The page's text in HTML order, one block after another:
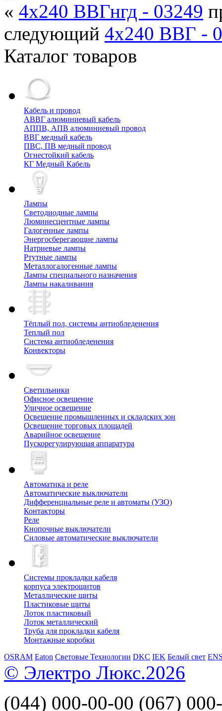
« 4х240 ВВГнгд - 03249
следующий 4х240 ВВГ -
Каталог товаров
Кабель и провод
АВВГ алюминиевый кабель
АППВ, АПВ алюминиевый провод
ВВГ медный кабель
ПВС, ПВ медный провод
Огнестойкий кабель
КГ Медный Кабель
Лампы
Cветодиодные лампы
Люминесцентные лампы
Галогенные лампы
Энергосберегающие лампы
Натриевые лампы
Ртутные лампы
Металлогалогенные лампы
Лампы специального назначения
Лампы накаливания
Тёплый пол, cистемы антиобледенения
Теплый пол
Система антиобледенения
Конвекторы
Светильники
Офисное освещение
Уличное освещение
Освещение промышленных и складских зон
Освещение торговых площадей
Аварийное освещение
Пускорегулирующая аппаратура
Автоматика и реле
Автоматические выключатели
Дифференциальные реле и автоматы (УЗО)
Контакторы
Реле
Кнопочные выключатели
Силовые автоматические выключатели
Системы прокладки кабеля
корпуса электрощитов
Металлические щиты
Пластиковые щиты
Лоток пластиковый
Лоток металлический
Труба для прокладки кабеля
Монтажные коробки
OSRAM Eaton Световые Технологии DKC IEK Белый свет
© Электро Люкс.2026
(044) 000-00-00 (067)